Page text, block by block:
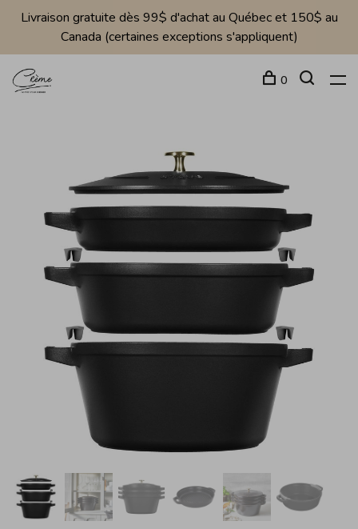
Livraison gratuite dès 99$ d'achat au Québec et 150$ au
Canada (certaines exceptions s'appliquent)
0